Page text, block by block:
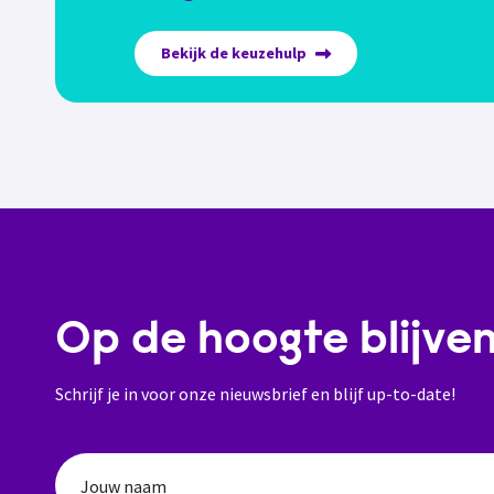
Bekijk de keuzehulp
Op de hoogte
Schrijf je in voor onze nieuwsbrief en blijf up-to-date!
Jouw naam